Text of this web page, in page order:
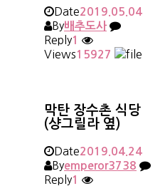
Date2019.05.04
By배추도사
Reply1
Views 15927
막탄 장수촌 식당
(샹그릴라 옆)
Date2019.04.24
Byemperor3738
Reply1